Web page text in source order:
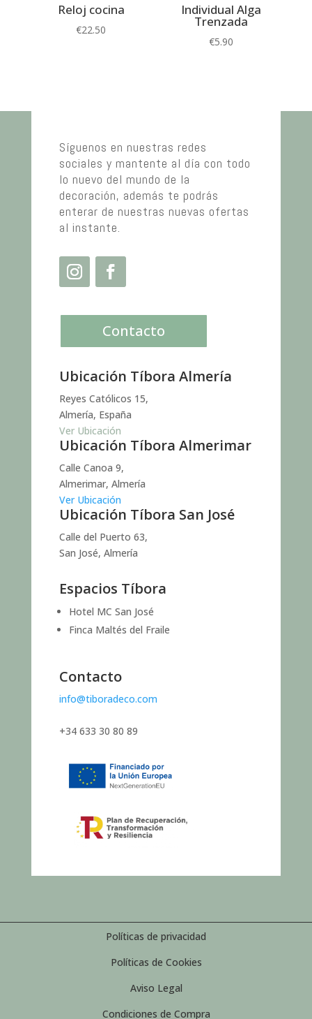
Reloj cocina
€22.50
Individual Alga
Trenzada
€5.90
Síguenos en nuestras redes
sociales y mantente al día con todo
lo nuevo del mundo de la
decoración, además te podrás
enterar de nuestras nuevas ofertas
al instante.
Contacto
Ubicación Tíbora Almería
Reyes Católicos 15,
Almería, España
Ver Ubicación
Ubicación Tíbora Almerimar
Calle Canoa 9,
Almerimar, Almería
Ver Ubicación
Ubicación Tíbora San José
Calle del Puerto 63,
San José, Almería
Espacios Tíbora
Hotel MC San José
Finca Maltés del Fraile
Contacto
info@tiboradeco.com
+34 633 30 80 89
Políticas de privacidad
Políticas de Cookies
Aviso Legal
Condiciones de Compra